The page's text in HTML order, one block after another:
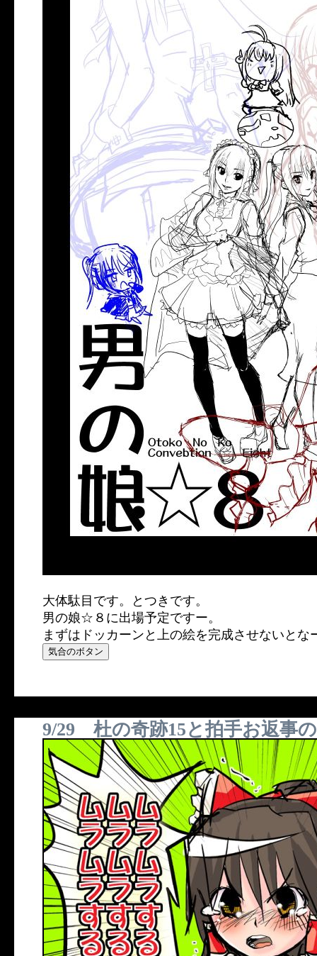
大体駄目です。とつきです。
男の娘☆８に出場予定ですー。
まずはドッカーンと上の絵を完成させないとな
9/29 杜の奇跡15と拍手お返事